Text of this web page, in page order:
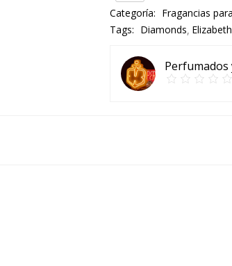
Categoría: Fragancias
Tags: Diamonds Elizabeth
Perfumados